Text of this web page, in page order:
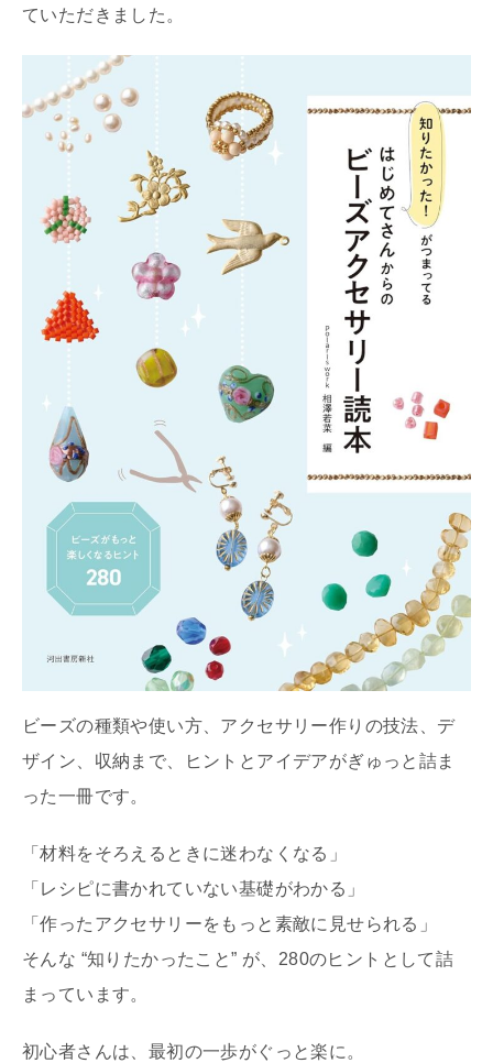
ていただきました。
ビーズの種類や使い方、アクセサリー作りの技法、デ
ザイン、収納まで、ヒントとアイデアがぎゅっと詰ま
った一冊です。
「材料をそろえるときに迷わなくなる」
「レシピに書かれていない基礎がわかる」
「作ったアクセサリーをもっと素敵に見せられる」
そんな “知りたかったこと” が、280のヒントとして詰
まっています。
初心者さんは、最初の一歩がぐっと楽に。